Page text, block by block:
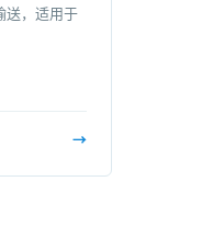
送，适用于
→